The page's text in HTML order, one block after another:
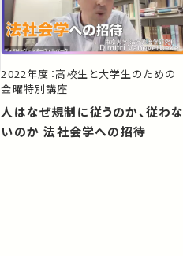
2022年度：高校生と大学生のための
金曜特別講座
人はなぜ規制に従うのか、従わな
いのか ――法社会学への招待